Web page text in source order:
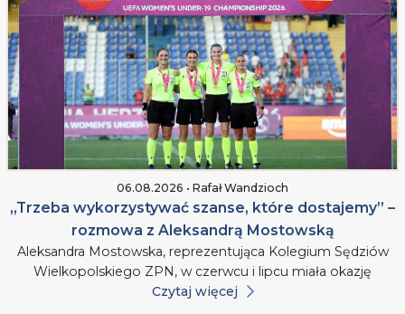
06.08.2026 • Rafał Wandzioch
„Trzeba wykorzystywać szanse, które dostajemy” –
rozmowa z Aleksandrą Mostowską
Aleksandra Mostowska, reprezentująca Kolegium Sędziów
Wielkopolskiego ZPN, w czerwcu i lipcu miała okazję
Czytaj więcej